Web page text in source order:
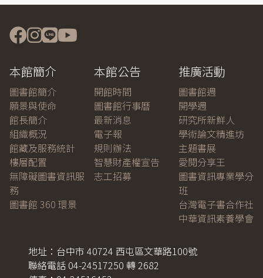
引
選
資
訊
電
機
學
科
本館簡介
圖書館簡介
願景與使命
館長簡介
組織概況
館藏及服務統計
樓層配置
無障礙圖書資訊服
務
圖書館 360 環景
本館公告
開館時間
圖書館行事曆
最新消息
電子報
規則辦法
智慧財產權宣告
志工招募
推廣活動
圖書館週
開學週
研究所新鮮人
學術論文精進坊
主題書展
愛閱分享王
圖書資訊專業學分
班
台灣電子書合作社
中華資訊素養學會
地址：台中市 40724 西屯區文華路100號
聯絡電話 04-24517250 轉 2682